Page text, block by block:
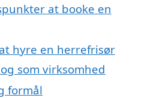
at booke en
hyre en herrefrisør
som virksomhed
formål